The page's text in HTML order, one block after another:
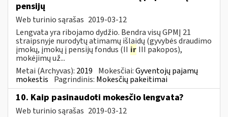
pensijų
Web turinio sąrašas 2019-03-12
Lengvata yra ribojamo dydžio. Bendra visų GPMĮ 21
straipsnyje nurodytų atimamų išlaidų (gyvybės draudimo
įmokų, įmokų į pensijų fondus (II ir III pakopos),
mokėjimų už...
Metai (Archyvas): 2019 Mokesčiai:Gyventojų pajamų
mokestis Pagrindinis: Mokesčių pakeitimai
10. Kaip pasinaudoti mokesčio lengvata?
Web turinio sąrašas 2019-03-12